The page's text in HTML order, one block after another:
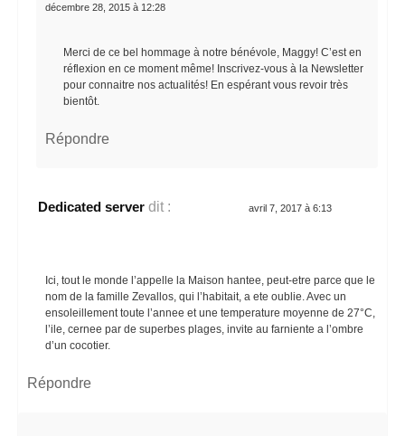
décembre 28, 2015 à 12:28
Merci de ce bel hommage à notre bénévole, Maggy! C’est en
réflexion en ce moment même! Inscrivez-vous à la Newsletter
pour connaitre nos actualités! En espérant vous revoir très
bientôt.
Répondre
Dedicated server dit : avril 7, 2017 à 6:13
Ici, tout le monde l’appelle la Maison hantee, peut-etre parce que le
nom de la famille Zevallos, qui l’habitait, a ete oublie. Avec un
ensoleillement toute l’annee et une temperature moyenne de 27°C,
l’ile, cernee par de superbes plages, invite au farniente a l’ombre
d’un cocotier.
Répondre